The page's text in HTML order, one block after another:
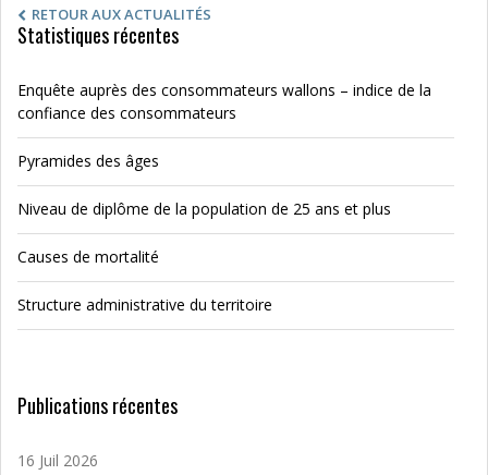
RETOUR AUX ACTUALITÉS
Statistiques récentes
Enquête auprès des consommateurs wallons – indice de la
confiance des consommateurs
Pyramides des âges
Niveau de diplôme de la population de 25 ans et plus
Causes de mortalité
Structure administrative du territoire
Publications récentes
16 Juil 2026